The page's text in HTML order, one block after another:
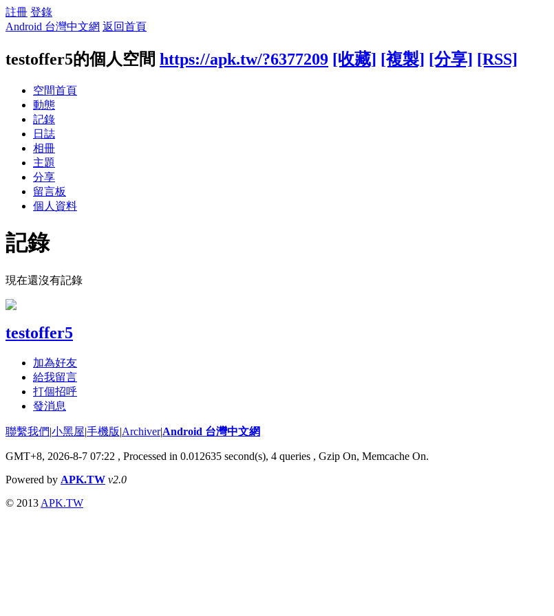
註冊 登錄
Android 台灣中文網 返回首頁
testoffer5的個人空間 https://apk.tw/?6377209 [收藏] [複製] [分享] [RSS]
空間首頁
動態
記錄
日誌
相冊
主題
分享
留言板
個人資料
記錄
現在還沒有記錄
testoffer5
加為好友
給我留言
打個招呼
發消息
聯繫我們|小黑屋|手機版|Archiver|Android 台灣中文網
GMT+8, 2026-8-7 07:22 , Processed in 0.012635 second(s), 4 queries , Gzip On, Memcache On.
Powered by APK.TW v2.0
© 2013 APK.TW